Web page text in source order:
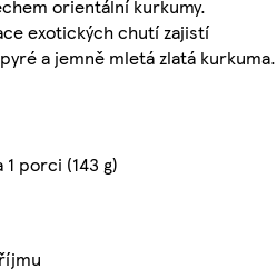
orientální kurkumy.
exotických chutí zajistí
a jemně mletá zlatá kurkuma.
porci (143 g)